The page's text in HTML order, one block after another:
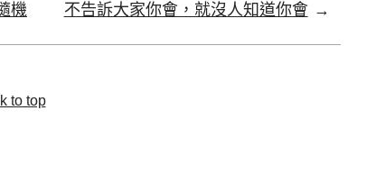
機 不告訴大家你會，就沒人知道你會 →
to top